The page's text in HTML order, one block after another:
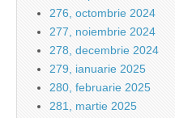
276, octombrie 2024
277, noiembrie 2024
278, decembrie 2024
279, ianuarie 2025
280, februarie 2025
281, martie 2025